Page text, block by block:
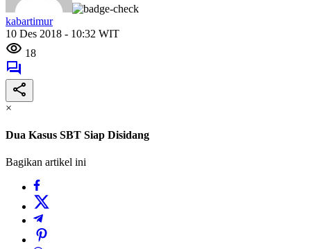
kabartimur
10 Des 2018 - 10:32 WIT
18
×
Dua Kasus SBT Siap Disidang
Bagikan artikel ini